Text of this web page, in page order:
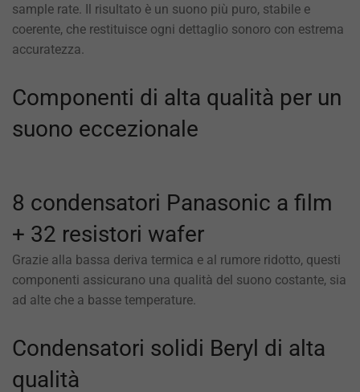
sample rate. Il risultato è un suono più puro, stabile e
coerente, che restituisce ogni dettaglio sonoro con estrema
accuratezza.
Componenti di alta qualità per un
suono eccezionale
8 condensatori Panasonic a film
+ 32 resistori wafer
Grazie alla bassa deriva termica e al rumore ridotto, questi
componenti assicurano una qualità del suono costante, sia
ad alte che a basse temperature.
Condensatori solidi Beryl di alta
qualità